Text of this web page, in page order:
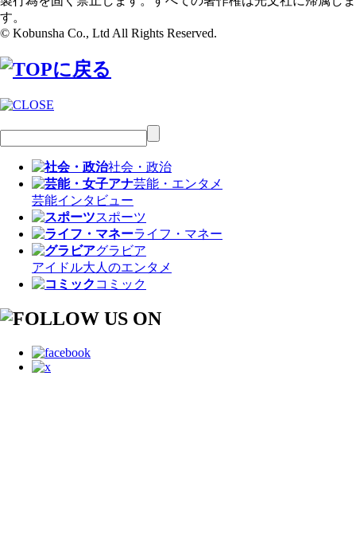
す。
© Kobunsha Co., Ltd All Rights Reserved.
社会・政治
芸能・エンタメ
芸能インタビュー
スポーツ
ライフ・マネー
グラビア
アイドル大人のエンタメ
コミック